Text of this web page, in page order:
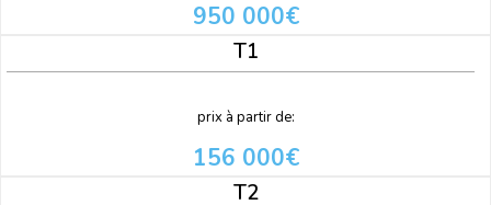
950 000€
T1
prix à partir de:
156 000€
T2